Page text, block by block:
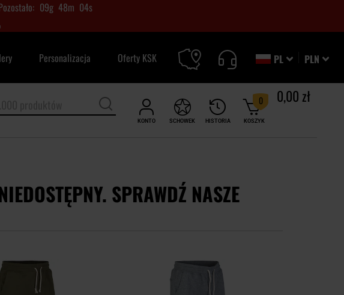
09g 48m 03s
PLN
PL
Personalizacja Oferty KSK
KONTO HISTORIA
SCHOWEK KOSZYK
0 0,00 zł
SPRAWDŹ NASZE